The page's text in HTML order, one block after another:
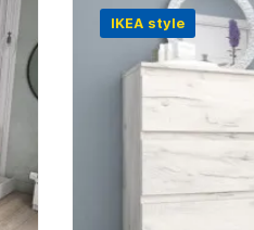
IKEA style